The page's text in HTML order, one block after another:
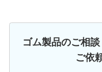
ゴム製品のご相
ご依